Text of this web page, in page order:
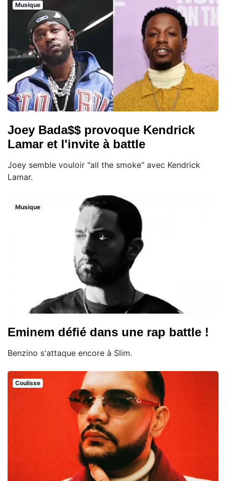
Musique
Joey Bada$$ provoque Kendrick
Lamar et l'invite à battle
Joey semble vouloir "all the smoke" avec Kendrick
Lamar.
Musique
Eminem défié dans une rap battle !
Benzino s'attaque encore à Slim.
Coulisse